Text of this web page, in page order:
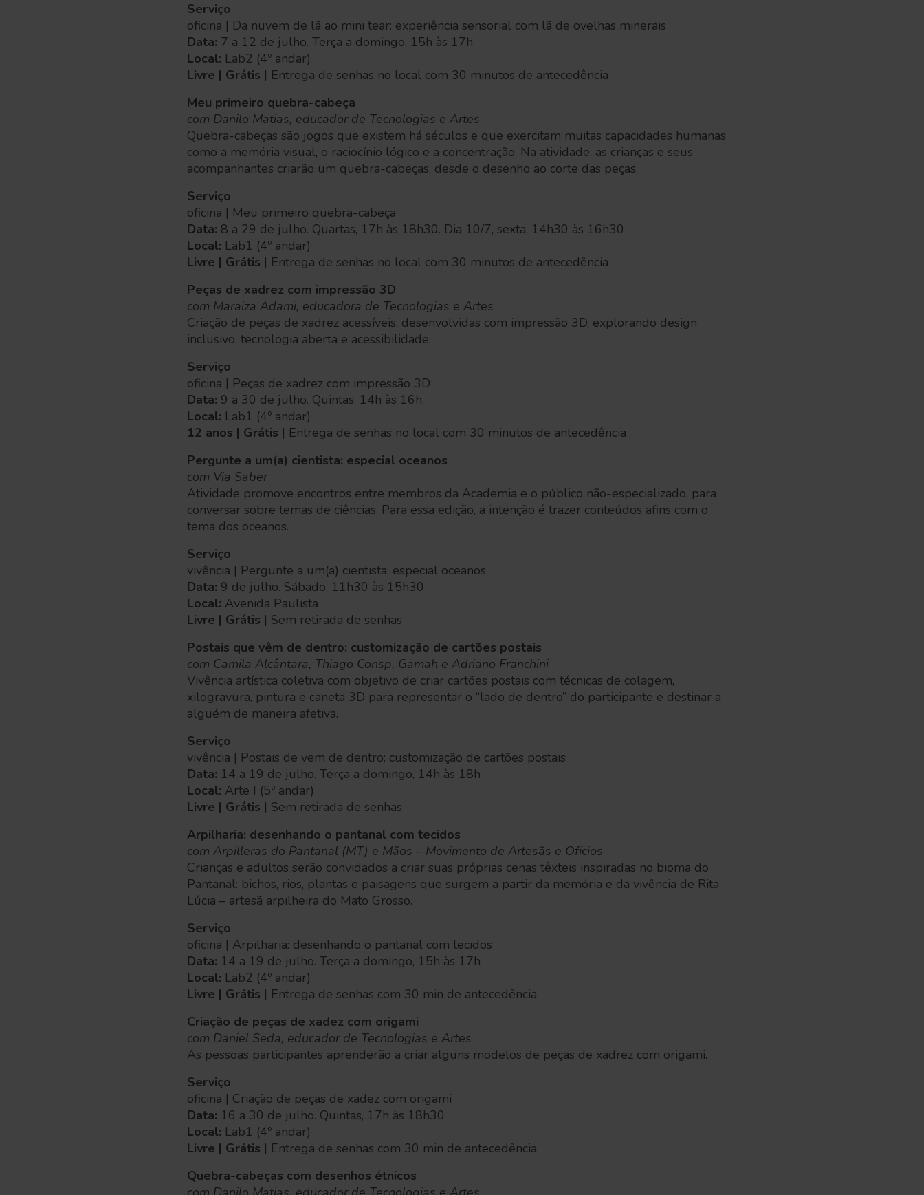
Serviço
oficina | Da nuvem de lã ao mini tear: experiência sensorial com lã de ovelhas minerais
Data: 7 a 12 de julho. Terça a domingo, 15h às 17h
Local: Lab2 (4º andar)
Livre | Grátis | Entrega de senhas no local com 30 minutos de antecedência
Meu primeiro quebra-cabeça
com Danilo Matias, educador de Tecnologias e Artes
Quebra-cabeças são jogos que existem há séculos e que exercitam muitas capacidades humanas
como a memória visual, o raciocínio lógico e a concentração. Na atividade, as crianças e seus
acompanhantes criarão um quebra-cabeças, desde o desenho ao corte das peças.
Serviço
oficina | Meu primeiro quebra-cabeça
Data: 8 a 29 de julho. Quartas, 17h às 18h30. Dia 10/7, sexta, 14h30 às 16h30
Local: Lab1 (4º andar)
Livre | Grátis | Entrega de senhas no local com 30 minutos de antecedência
Peças de xadrez com impressão 3D
com Maraiza Adami, educadora de Tecnologias e Artes
Criação de peças de xadrez acessíveis, desenvolvidas com impressão 3D, explorando design
inclusivo, tecnologia aberta e acessibilidade.
Serviço
oficina | Peças de xadrez com impressão 3D
Data: 9 a 30 de julho. Quintas, 14h às 16h.
Local: Lab1 (4º andar)
12 anos | Grátis | Entrega de senhas no local com 30 minutos de antecedência
Pergunte a um(a) cientista: especial oceanos
com Via Saber
Atividade promove encontros entre membros da Academia e o público não-especializado, para
conversar sobre temas de ciências. Para essa edição, a intenção é trazer conteúdos afins com o
tema dos oceanos.
Serviço
vivência | Pergunte a um(a) cientista: especial oceanos
Data: 9 de julho. Sábado, 11h30 às 15h30
Local: Avenida Paulista
Livre | Grátis | Sem retirada de senhas
Postais que vêm de dentro: customização de cartões postais
com Camila Alcântara, Thiago Consp, Gamah e Adriano Franchini
Vivência artística coletiva com objetivo de criar cartões postais com técnicas de colagem,
xilogravura, pintura e caneta 3D para representar o “lado de dentro” do participante e destinar a
alguém de maneira afetiva.
Serviço
vivência | Postais de vem de dentro: customização de cartões postais
Data: 14 a 19 de julho. Terça a domingo, 14h às 18h
Local: Arte I (5º andar)
Livre | Grátis | Sem retirada de senhas
Arpilharia: desenhando o pantanal com tecidos
com Arpilleras do Pantanal (MT) e Mãos – Movimento de Artesãs e Ofícios
Crianças e adultos serão convidados a criar suas próprias cenas têxteis inspiradas no bioma do
Pantanal: bichos, rios, plantas e paisagens que surgem a partir da memória e da vivência de Rita
Lúcia – artesã arpilheira do Mato Grosso.
Serviço
oficina | Arpilharia: desenhando o pantanal com tecidos
Data: 14 a 19 de julho. Terça a domingo, 15h às 17h
Local: Lab2 (4º andar)
Livre | Grátis | Entrega de senhas com 30 min de antecedência
Criação de peças de xadez com origami
com Daniel Seda, educador de Tecnologias e Artes
As pessoas participantes aprenderão a criar alguns modelos de peças de xadrez com origami.
Serviço
oficina | Criação de peças de xadez com origami
Data: 16 a 30 de julho. Quintas, 17h às 18h30
Local: Lab1 (4º andar)
Livre | Grátis | Entrega de senhas com 30 min de antecedência
Quebra-cabeças com desenhos étnicos